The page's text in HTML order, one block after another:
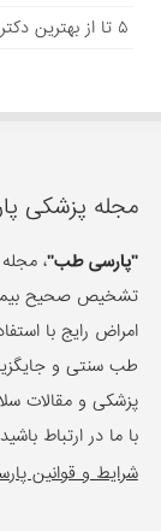
۵ تا از بهترین دکتر‌های اصلاح مزاج در مشهد را بشناسید!
مجله پزشکی
"پارسی طب"،
تشخیص صحیح
امراض رایج با
طب سنتی و
پزشکی و مقالات
با ما در ارتباط
شرایط و قوانین